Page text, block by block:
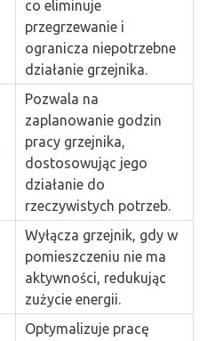
co eliminuje
przegrzewanie i
ogranicza niepotrzebne
działanie grzejnika.
Pozwala na
zaplanowanie godzin
pracy grzejnika,
dostosowując jego
działanie do
rzeczywistych potrzeb.
Wyłącza grzejnik, gdy w
pomieszczeniu nie ma
aktywności, redukując
zużycie energii.
Optymalizuje pracę